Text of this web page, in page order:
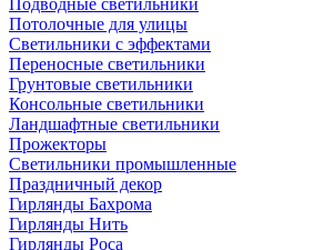
Подводные светильники
Потолочные для улицы
Светильники с эффектами
Переносные светильники
Грунтовые светильники
Консольные светильники
Ландшафтные светильники
Прожекторы
Светильники промышленные
Праздничный декор
Гирлянды Бахрома
Гирлянды Нить
Гирлянды Роса